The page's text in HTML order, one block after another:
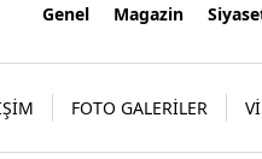
Genel Magazin
FOTO GALERİLER